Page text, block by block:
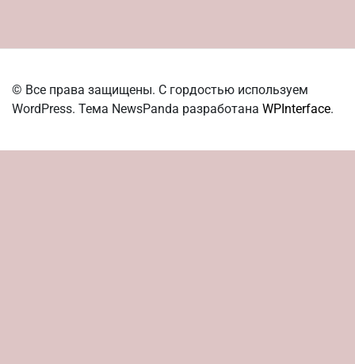
© Все права защищены. С гордостью используем
WordPress. Тема NewsPanda разработана WPInterface.